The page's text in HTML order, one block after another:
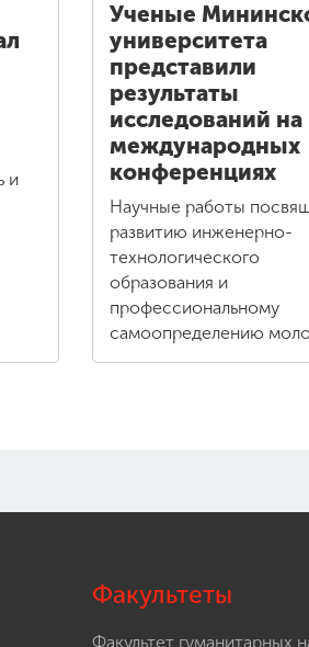
и
Ученые
университета
представили
результаты
исследований на
международных
конференциях
Научные работы
развитию инженерно-
технологического
образования и
профессиональному
самоопределению
Факультеты
Факультет гуманитарных